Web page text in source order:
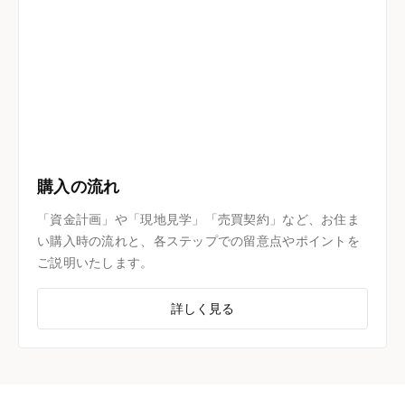
購入の流れ
「資金計画」や「現地見学」「売買契約」など、お住ま
い購入時の流れと、各ステップでの留意点やポイントを
ご説明いたします。
詳しく見る